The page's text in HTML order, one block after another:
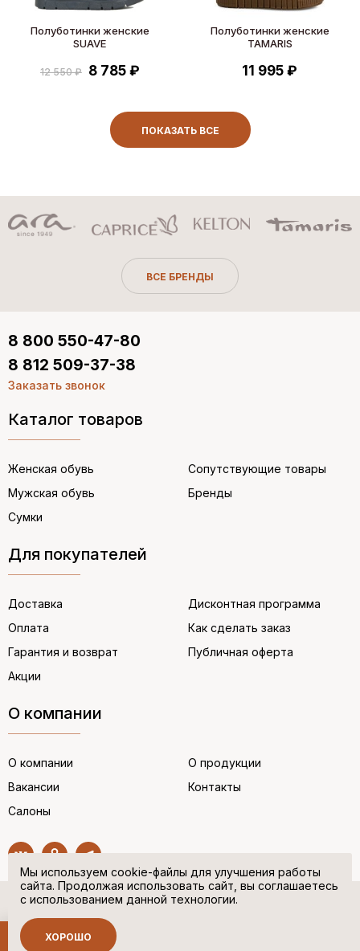
Полуботинки женские
SUAVE
12 550 ₽ 8 785 ₽
Полуботинки женские
TAMARIS
11 995 ₽
ПОКАЗАТЬ ВСЕ
ВСЕ БРЕНДЫ
Каталог товаров
Женская обувь
Мужская обувь
Сумки
Сопутствующие товары
Бренды
Для покупателей
Доставка
Оплата
Гарантия и возврат
Акции
Дисконтная программа
Как сделать заказ
Публичная оферта
О компании
О компании
Вакансии
Салоны
О продукции
Контакты
8 800 550-47-80
8 812 509-37-38
Заказать звонок
© “НЕМЕЦКАЯ ОБУВЬ” 2017. Все права защищены.
Политика в отношении персональных данных
Мы используем cookie-файлы для улучшения работы
сайта. Продолжая использовать сайт, вы соглашаетесь
с использованием данной технологии.
ХОРОШО